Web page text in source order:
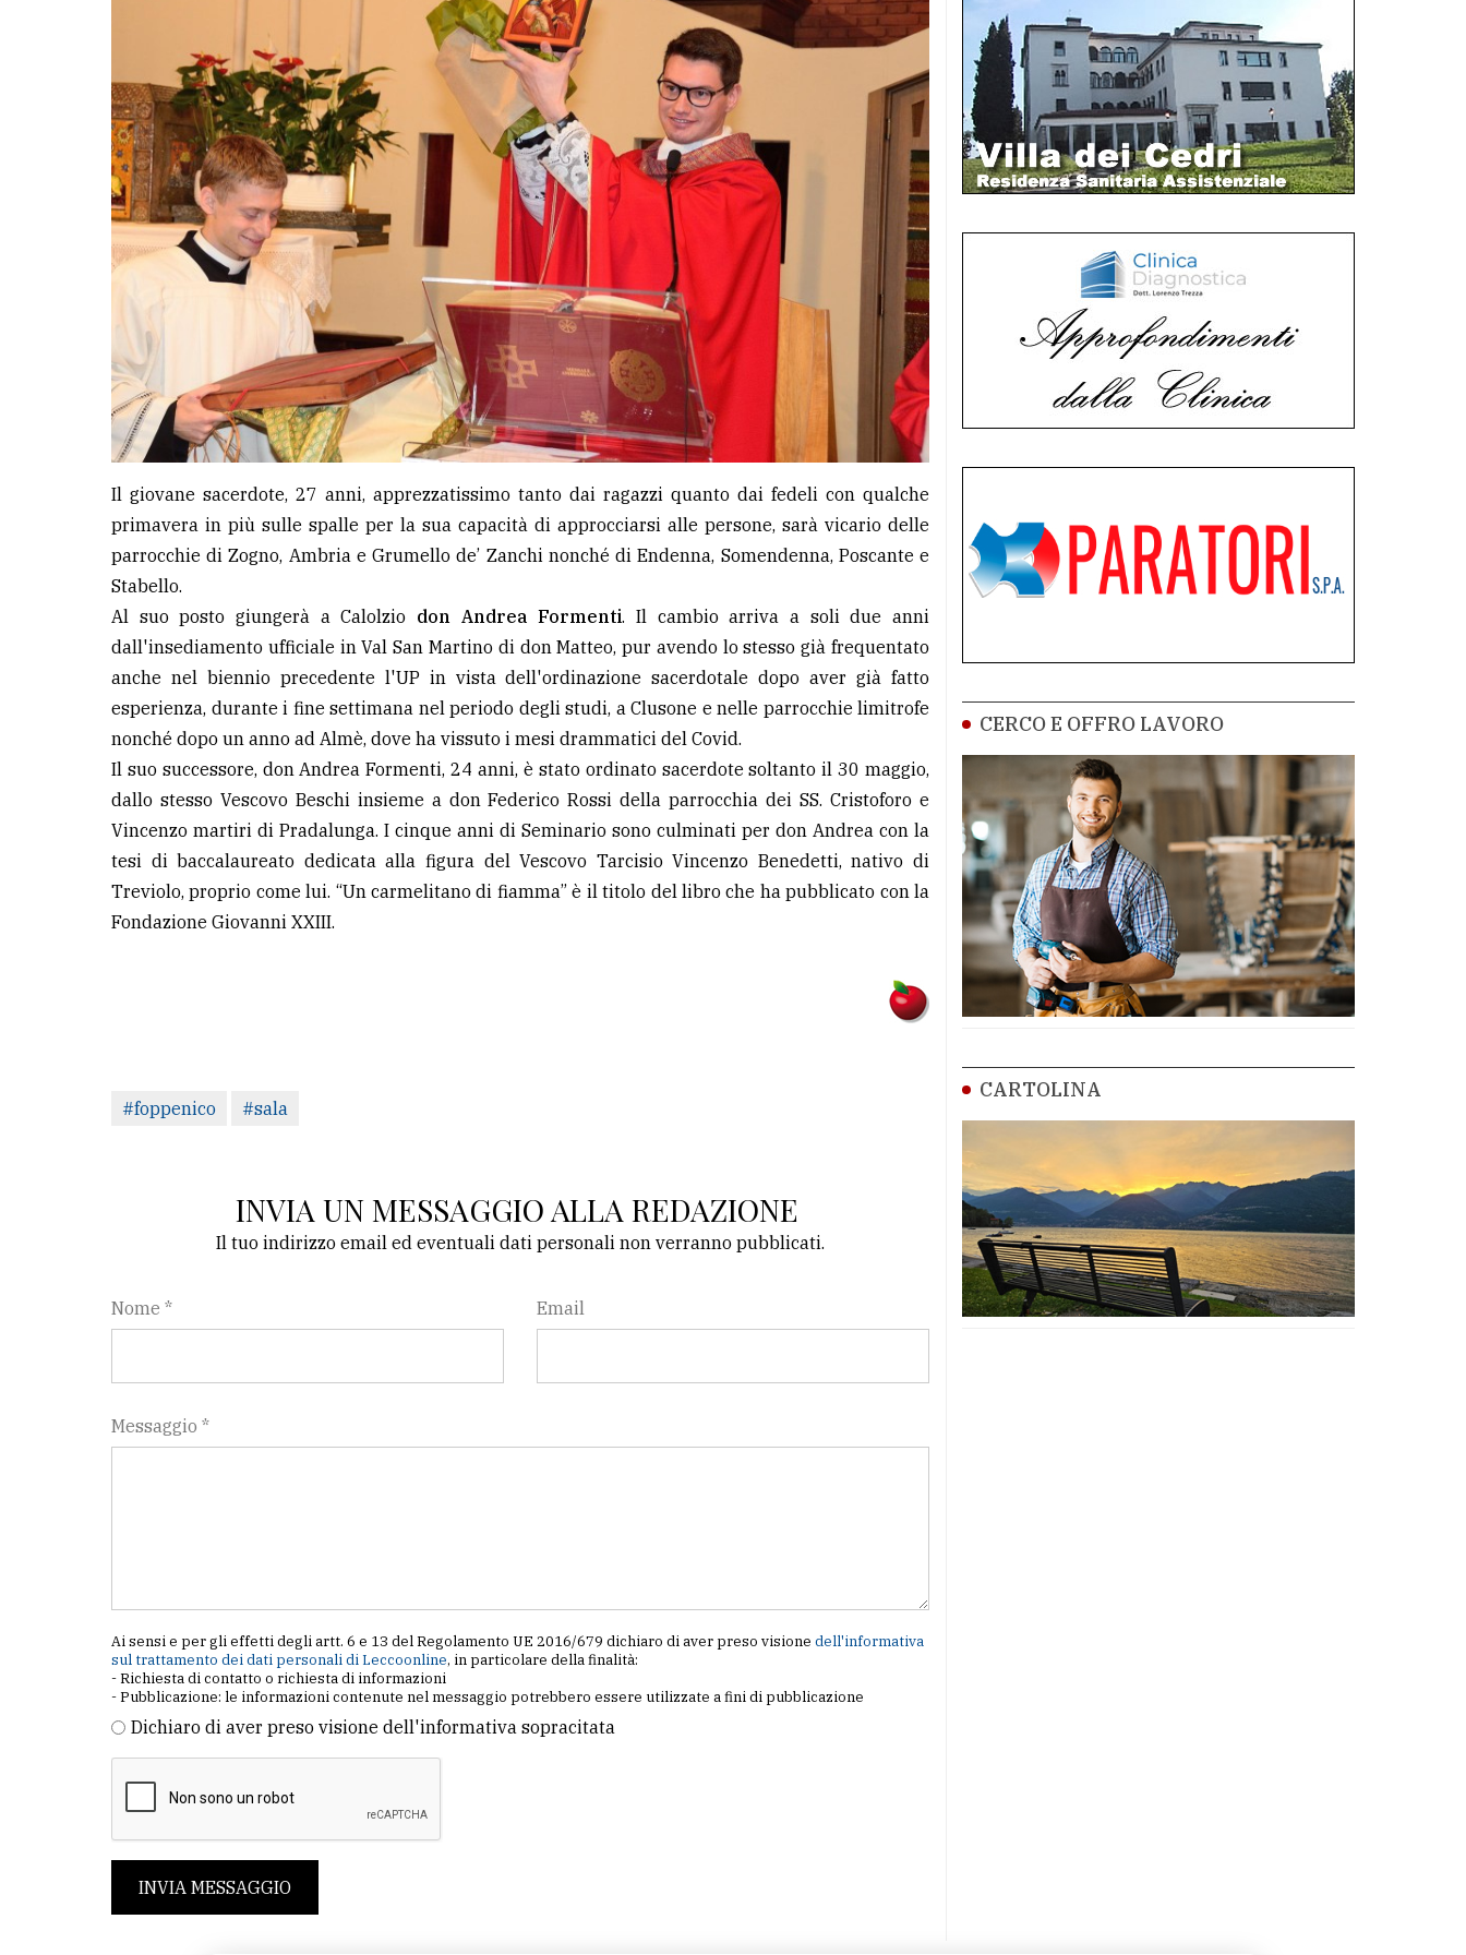
Il giovane sacerdote, 27 anni, apprezzatissimo tanto dai ragazzi quanto dai fedeli con qualche
primavera in più sulle spalle per la sua capacità di approcciarsi alle persone, sarà vicario delle
parrocchie di Zogno, Ambria e Grumello de’ Zanchi nonché di Endenna, Somendenna, Poscante e
Stabello.
Al suo posto giungerà a Calolzio don Andrea Formenti. Il cambio arriva a soli due anni
dall'insediamento ufficiale in Val San Martino di don Matteo, pur avendo lo stesso già frequentato
anche nel biennio precedente l'UP in vista dell'ordinazione sacerdotale dopo aver già fatto
esperienza, durante i fine settimana nel periodo degli studi, a Clusone e nelle parrocchie limitrofe
nonché dopo un anno ad Almè, dove ha vissuto i mesi drammatici del Covid.
Il suo successore, don Andrea Formenti, 24 anni, è stato ordinato sacerdote soltanto il 30 maggio,
dallo stesso Vescovo Beschi insieme a don Federico Rossi della parrocchia dei SS. Cristoforo e
Vincenzo martiri di Pradalunga. I cinque anni di Seminario sono culminati per don Andrea con la
tesi di baccalaureato dedicata alla figura del Vescovo Tarcisio Vincenzo Benedetti, nativo di
Treviolo, proprio come lui. “Un carmelitano di fiamma” è il titolo del libro che ha pubblicato con la
Fondazione Giovanni XXIII.
#foppenico #sala
INVIA UN MESSAGGIO ALLA REDAZIONE
Il tuo indirizzo email ed eventuali dati personali non verranno pubblicati.
Nome * Email
Messaggio *
Ai sensi e per gli effetti degli artt. 6 e 13 del Regolamento UE 2016/679 dichiaro di aver preso visione dell'informativa
sul trattamento dei dati personali di Leccoonline, in particolare della finalità:
- Richiesta di contatto o richiesta di informazioni
- Pubblicazione: le informazioni contenute nel messaggio potrebbero essere utilizzate a fini di pubblicazione
Dichiaro di aver preso visione dell'informativa sopracitata
INVIA MESSAGGIO
CERCO E OFFRO LAVORO
CARTOLINA